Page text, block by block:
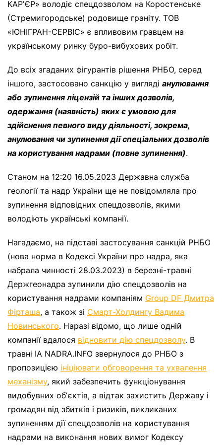
КАРʼЄР» володіє спецдозволом на Коростенське
(Стремигородське) родовище граніту. ТОВ
«ЮНІГРАН-СЕРВІС» є впливовим гравцем на
українському ринку буро-вибухових робіт.
До всіх згаданих фігурантів рішення РНБО, серед
іншого, застосовано санкцію у вигляді анулювання
або зупинення ліцензій та інших дозволів,
одержання (наявність) яких є умовою для
здійснення певного виду діяльності, зокрема,
анулювання чи зупинення дії спеціальних дозволів
на користування надрами (повне зупинення).
Станом на 12:20 16.05.2023 Державна служба
геології та надр України ще не повідомляла про
зупинення відповідних спецдозволів, якими
володіють українські компанії.
Нагадаємо, на підставі застосування санкцій РНБО
(нова норма в Кодексі України про надра, яка
набрала чинності 28.03.2023) в березні-травні
Держгеонадра зупинили дію спецдозволів на
користування надрами компаніям Group DF Дмитра
Фірташа, а також зі Смарт-Холдингу Вадима
Новинського. Наразі відомо, що лише одній
компанії вдалося відновити дію спецдозволу. В
травні ІА NADRA.INFO звернулося до РНБО з
пропозицією ініціювати обговорення та ухвалення
механізму, який забезпечить функціонування
видобувних обʼєктів, а відтак захистить Державу і
громадян від збитків і ризиків, викликаних
зупиненням дії спецдозволів на користування
надрами на виконання нових вимог Кодексу